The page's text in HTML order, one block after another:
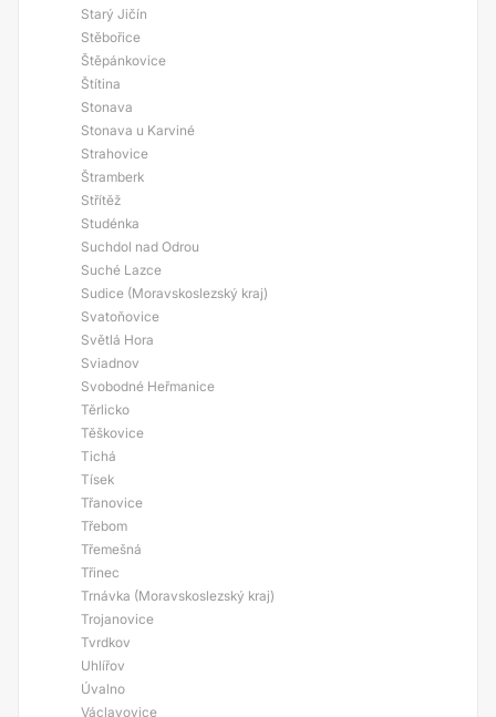
Starý Jičín
Stěbořice
Štěpánkovice
Štítina
Stonava
Stonava u Karviné
Strahovice
Štramberk
Střítěž
Studénka
Suchdol nad Odrou
Suché Lazce
Sudice (Moravskoslezský kraj)
Svatoňovice
Světlá Hora
Sviadnov
Svobodné Heřmanice
Těrlicko
Těškovice
Tichá
Tísek
Třanovice
Třebom
Třemešná
Třinec
Trnávka (Moravskoslezský kraj)
Trojanovice
Tvrdkov
Uhlířov
Úvalno
Václavovice